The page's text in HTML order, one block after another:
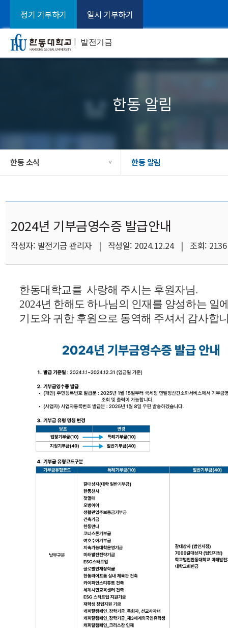
정기 기부하기 일시 기부하기
ㅣ 발전기금
한동 알림
한동 소식 > 한동 알림
2024년 기부금영수증 발급안내
작성자: 발전기금 관리자 | 작성일: 2024.12.24 | 조회: 2136
한동대학교를 사랑해 주시는 후원자님.
2024년 한해도 하나님의 인재를 양성하는 일
기도와 귀한 후원으로 동역해 주셔서 감사합